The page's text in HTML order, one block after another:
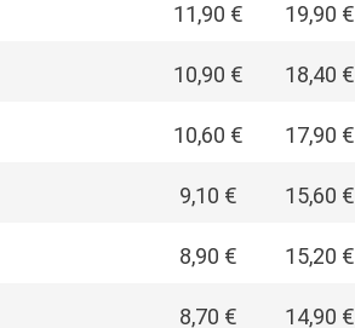
11,90 € 19,90 €
10,90 € 18,40 €
10,60 € 17,90 €
9,10 € 15,60 €
8,90 € 15,20 €
8,70 € 14,90 €